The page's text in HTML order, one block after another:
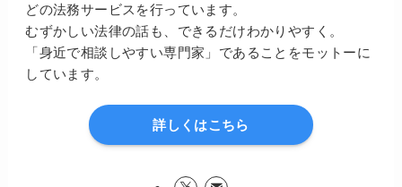
どの法務サービスを行っています。
むずかしい法律の話も、できるだけわかりやすく。
「身近で相談しやすい専門家」であることをモットーに
しています。
詳しくはこちら